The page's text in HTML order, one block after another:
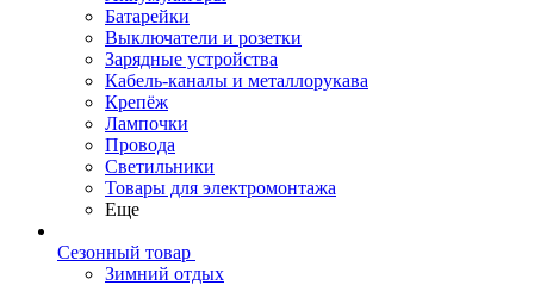
Батарейки
Выключатели и розетки
Зарядные устройства
Кабель-каналы и металлорукава
Крепёж
Лампочки
Провода
Светильники
Товары для электромонтажа
Еще
Сезонный товар
Зимний отдых